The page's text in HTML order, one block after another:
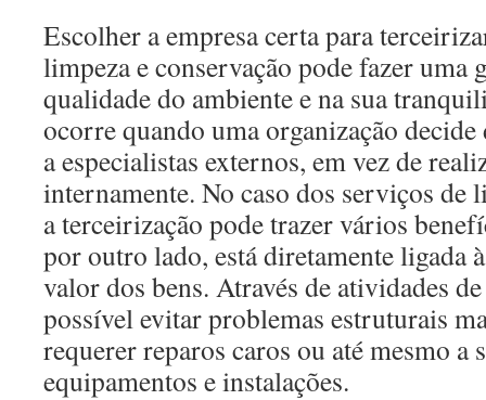
Escolher a empresa certa para
limpeza e conservação pode fazer uma
qualidade do ambiente e na sua
ocorre quando uma organização
a especialistas externos, em vez de
internamente. No caso dos serviços de
a terceirização pode trazer vários
por outro lado, está diretamente ligada
valor dos bens. Através de atividades
possível evitar problemas estruturais
requerer reparos caros ou até mesmo a
equipamentos e instalações.